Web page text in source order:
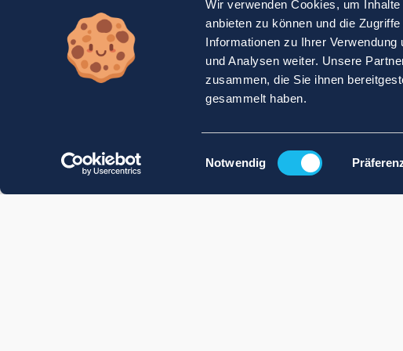
Wir verwenden Cookies, um
anbieten zu können und die
Informationen zu Ihrer
und Analysen weiter. Unsere
zusammen, die Sie ihnen
gesammelt haben.
Einwilligungsauswahl
Notwendig